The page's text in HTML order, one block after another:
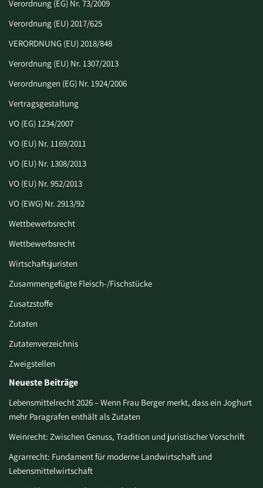
Verordnung (EG) Nr. 73/2009
Verordnung (EU) 2017/625
VERORDNUNG (EU) 2018/848
Verordnung (EU) Nr. 1307/2013
Verordnungen (EG) Nr. 1924/2006
Vertragsgestaltung
VO (EG) 1234/2007
VO (EU) Nr. 1169/2011
VO (EU) Nr. 1308/2013
VO (EU) Nr. 952/2013
VO (EWG) Nr. 2913/92
Wettbewerbsrecht
Wettbewerbsrecht
Wirtschaftsjuristen
Zusammengefügte Fleisch-/Fischstücke
Zusatzstoffe
Zutaten
Zutatenverzeichnis
Zweigstellen
Neueste Beiträge
Lebensmittelrecht 2026 – Wenn Frau Berger merkt, dass ein Joghurt
mehr Paragrafen enthält als Zutaten
Weinrecht: Zwischen Genuss, Tradition und juristischer Vorschrift
Agrarrecht: Fundament für moderne Landwirtschaft und
Lebensmittelwirtschaft